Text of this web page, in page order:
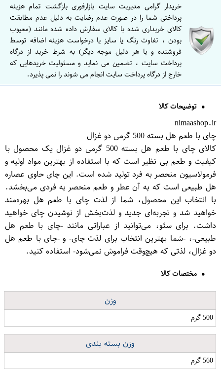
خریدار گرامی مدیریت سایت بازارفوری بازگشت تمام هزینه
پرداختی شما را در صورت عدم رضایت به دلیل عدم مطابقت
کالای خریداری شده با کالای سفارش داده شده مانند (معیوب
بودن ، تفاوت رنگ یا سایز یا درخواست هزینه اضافه توسط
فروشنده و یا هر دلیل موجه دیگر) به شرط خرید از درگاه
پرداخت سایت ، تضمین می نماید و مسئولیت خریدهایی که
خارج از درگاه پرداخت سایت انجام می شوند را نمی پذیرد.
توضیحات کالا
nimaashop.ir
چای با طعم هل بسته 500 گرمی دو غزال
کالای چای با طعم هل بسته 500 گرمی دو غزال یک محصول با
کیفیت و طعم بی نظیر است که با استفاده از بهترین مواد اولیه و
فرمولاسیون منحصر به فرد تولید شده است. این چای حاوی عصاره
هل طبیعی است که به آن عطر و طعم منحصر به فردی می‌بخشد.
با انتخاب این محصول، شما از لذت چای با طعم هل بهره‌مند
خواهید شد و تجربه‌ای جدید و لذت‌بخش از نوشیدن چای خواهید
داشت. برای سئو، می‌توانید از عباراتی مانند -چای با طعم هل
طبیعی-، -شما بهترین انتخاب برای لذت چای- و -چای با طعم هل
دو غزال، لذتی که هیچ‌وقت فراموش نمی‌شود- استفاده کنید.
مختصات کالا
وزن
500 گرم
وزن بسته بندی
560 گرم